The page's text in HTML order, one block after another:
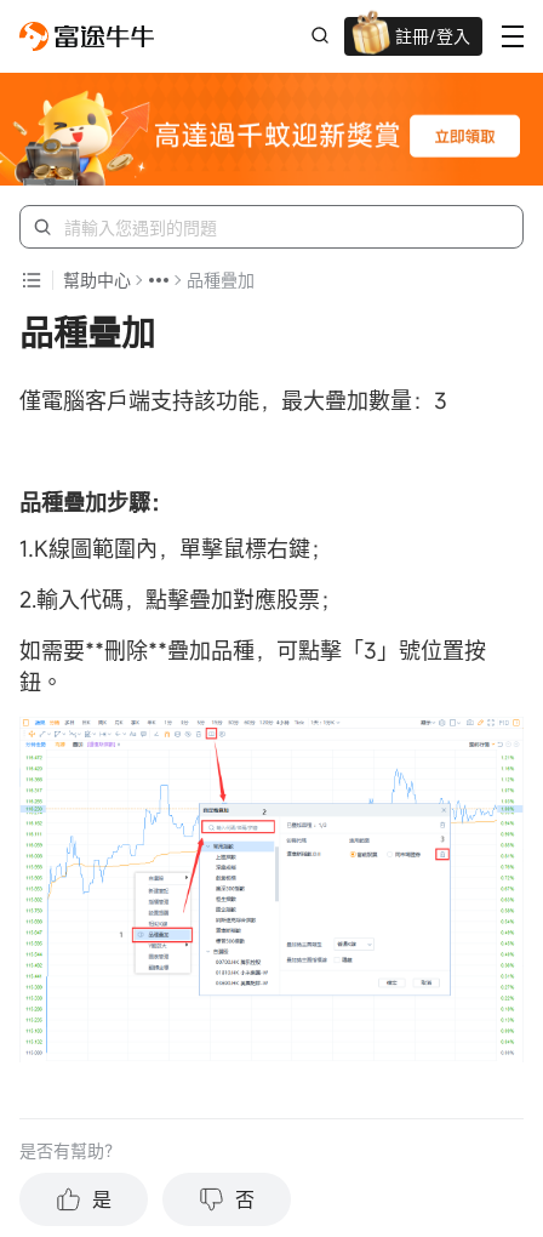
註冊/登入
迎新驚喜賞 股票/BTC等任你揀!
幫助中心 品種疊加
品種疊加
僅電腦客戶端支持該功能，最大疊加數量：3
品種疊加步驟：
1.K線圖範圍內，單擊鼠標右鍵；
2.輸入代碼，點擊疊加對應股票；
如需要**刪除**疊加品種，可點擊「3」號位置按
鈕。
是否有幫助？
是 否